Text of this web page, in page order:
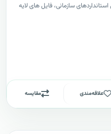
سازمانی، فایل های لایه
علاقه‌مندی مقایسه